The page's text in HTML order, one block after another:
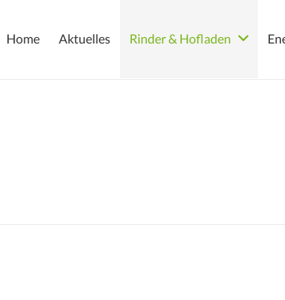
Home Aktuelles Rinder & Hofladen